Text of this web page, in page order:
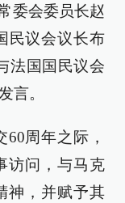
委会委员长赵
民议会议长布
法国国民议会
言。
周年之际，
访问，与马克
神，并赋予其